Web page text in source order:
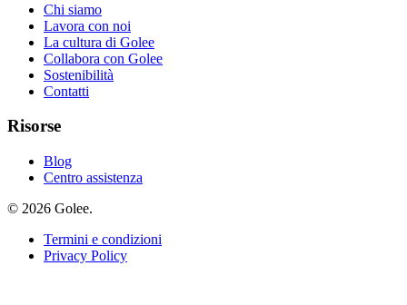
Chi siamo
Lavora con noi
La cultura di Golee
Collabora con Golee
Sostenibilità
Contatti
Risorse
Blog
Centro assistenza
© 2026 Golee.
Termini e condizioni
Privacy Policy